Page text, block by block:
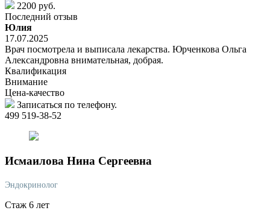
2200 руб.
Последний отзыв
Юлия
17.07.2025
Врач посмотрела и выписала лекарства. Юрченкова Ольга
Александровна внимательная, добрая.
Квалификация
Внимание
Цена-качество
Записаться по телефону.
499 519-38-52
Исмаилова Нина Сергеевна
Эндокринолог
Стаж 6 лет